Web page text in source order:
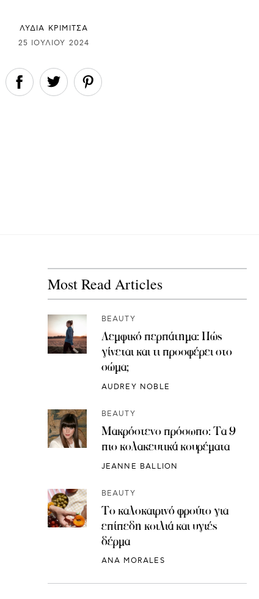
ΛΥΔΊΑ ΚΡΙΜΙΤΣΆ
25 ΙΟΥΛΊΟΥ 2024
Most Read Articles
BEAUTY
Λεμφικό περπάτημα: Πώς
γίνεται και τι προσφέρει στο
σώμα;
AUDREY NOBLE
BEAUTY
Μακρόστενο πρόσωπο: Τα 9
πιο κολακευτικά κουρέματα
JEANNE BALLION
BEAUTY
Το καλοκαιρινό φρούτο για
επίπεδη κοιλιά και υγιές
δέρμα
ANA MORALES